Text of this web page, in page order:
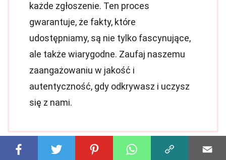
każde zgłoszenie. Ten proces
gwarantuje, że fakty, które
udostępniamy, są nie tylko fascynujące,
ale także wiarygodne. Zaufaj naszemu
zaangażowaniu w jakość i
autentyczność, gdy odkrywasz i uczysz
się z nami.